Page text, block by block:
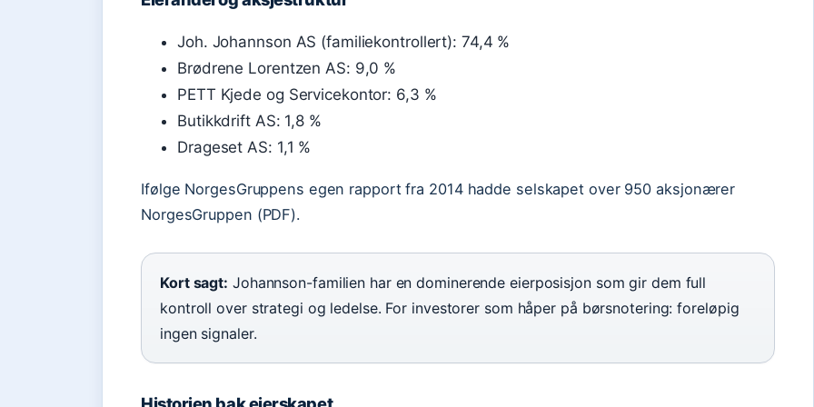
Joh. Johannson AS (familiekontrollert): 74,4 %
Brødrene Lorentzen AS: 9,0 %
PETT Kjede og Servicekontor: 6,3 %
Butikkdrift AS: 1,8 %
Drageset AS: 1,1 %
Ifølge NorgesGruppens egen rapport fra 2014 hadde selskapet over 950 aksjonærer
NorgesGruppen (PDF).
Kort sagt: Johannson-familien har en dominerende eierposisjon som gir dem full
kontroll over strategi og ledelse. For investorer som håper på børsnotering: foreløpig
ingen signaler.